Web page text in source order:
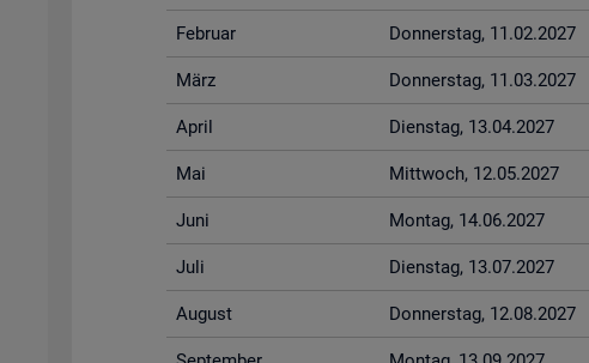
Fe­bru­ar Don­ners­tag, 11.02.2027
März Don­ners­tag, 11.03.2027
April Diens­tag, 13.04.2027
Mai Mitt­woch, 12.05.2027
Juni Mon­tag, 14.06.2027
Juli Diens­tag, 13.07.2027
Au­gust Don­ners­tag, 12.08.2027